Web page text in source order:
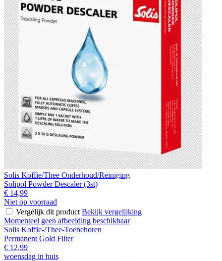
Solis Koffie/Thee Onderhoud/Reiniging
Solipol Powder Descaler (3st)
€ 14,99
Niet op voorraad
Vergelijk dit product Bekijk vergelijking
Momenteel geen afbeelding beschikbaar
Solis Koffie-/Thee-Toebehoren
Permanent Gold Filter
€ 12,99
woensdag in huis